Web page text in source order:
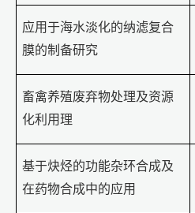
应用于海水淡化的纳滤复合
膜的制备研究
畜禽养殖废弃物处理及资源
化利用理
基于炔烃的功能杂环合成及
在药物合成中的应用